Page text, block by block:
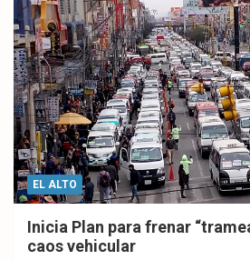
EL ALTO
Inicia Plan para frenar
caos vehicular